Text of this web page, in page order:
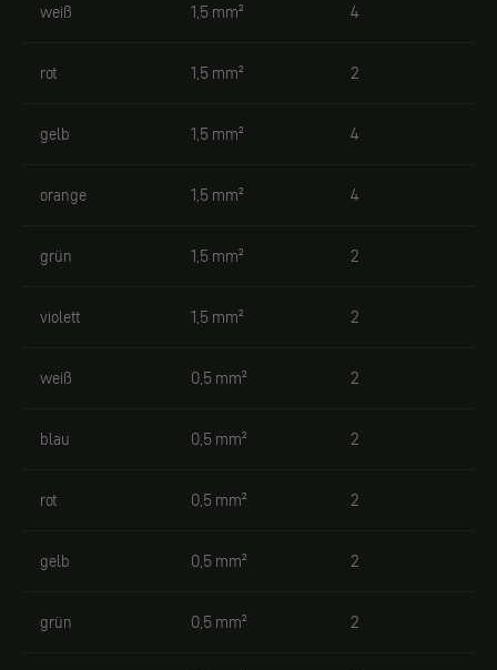
weiß 1,5 mm² 4
rot 1,5 mm² 2
gelb 1,5 mm² 4
orange 1,5 mm² 4
grün 1,5 mm² 2
violett 1,5 mm² 2
weiß 0,5 mm² 2
blau 0,5 mm² 2
rot 0,5 mm² 2
gelb 0,5 mm² 2
grün 0,5 mm² 2